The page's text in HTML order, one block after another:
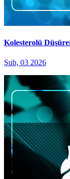
Kolesterolü
Şub, 03 2026